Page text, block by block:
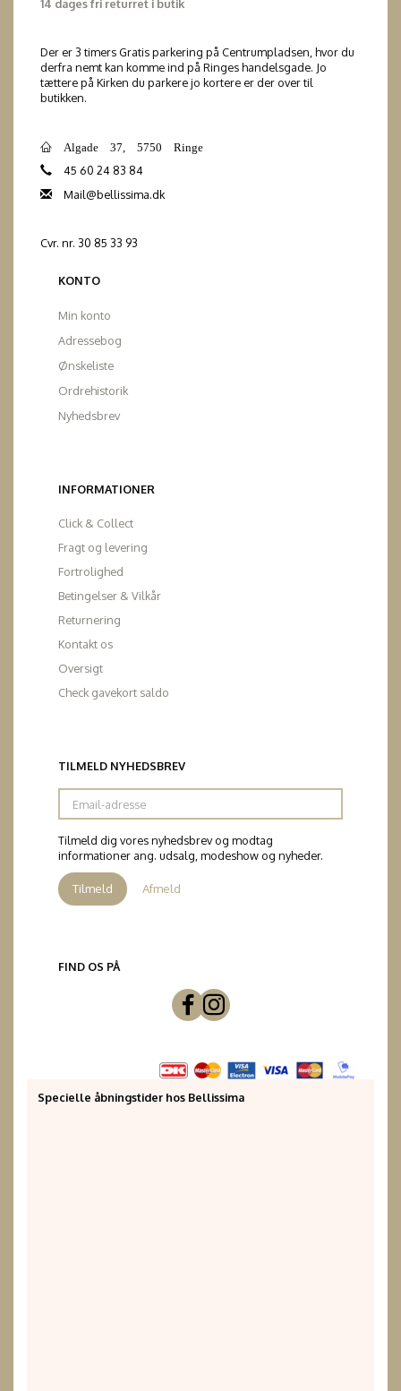
14 dages fri returret i butik
Der er 3 timers Gratis parkering på Centrumpladsen, hvor du
derfra nemt kan komme ind på Ringes handelsgade. Jo
tættere på Kirken du parkere jo kortere er der over til
butikken.
Algade 37, 5750 Ringe
45 60 24 83 84
Mail@bellissima.dk
Cvr. nr. 30 85 33 93
KONTO
Min konto
Adressebog
Ønskeliste
Ordrehistorik
Nyhedsbrev
INFORMATIONER
Click & Collect
Fragt og levering
Fortrolighed
Betingelser & Vilkår
Returnering
Kontakt os
Oversigt
Check gavekort saldo
TILMELD NYHEDSBREV
Email-
adresse
Tilmeld dig vores nyhedsbrev og modtag
informationer ang. udsalg, modeshow og nyheder.
Tilmeld Afmeld
FIND OS PÅ
Specielle åbningstider hos Bellissima